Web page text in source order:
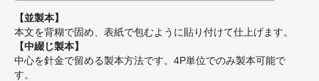
【並製本】
本文を背糊で固め、表紙で包むように貼り付けて仕上げます。
【中綴じ製本】
中心を針金で留める製本方法です。4P単位でのみ製本可能で
す。